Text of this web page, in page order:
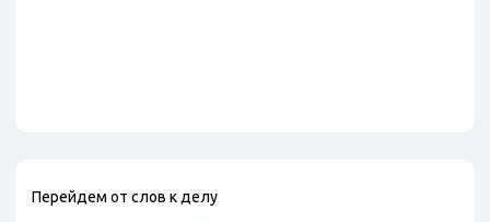
Перейдем от слов к делу